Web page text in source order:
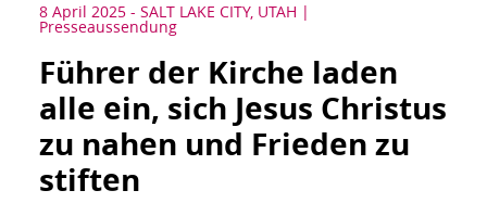
8 April 2025 - SALT LAKE CITY, UTAH
Presseaussendung
Führer der Kirche laden
alle ein, sich Jesus Christus
zu nahen und Frieden zu
stiften